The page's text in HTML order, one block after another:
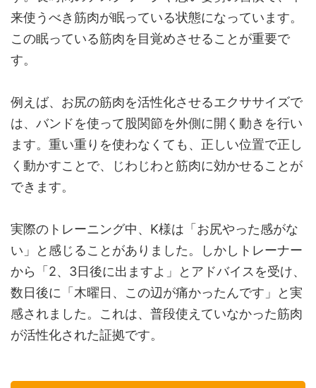
来使うべき筋肉が眠っている状態になっています。
この眠っている筋肉を目覚めさせることが重要で
す。
例えば、お尻の筋肉を活性化させるエクササイズで
は、バンドを使って股関節を外側に開く動きを行い
ます。重い重りを使わなくても、正しい位置で正し
く動かすことで、じわじわと筋肉に効かせることが
できます。
実際のトレーニング中、K様は「お尻やった感がな
い」と感じることがありました。しかしトレーナー
から「2、3日後に出ますよ」とアドバイスを受け、
数日後に「木曜日、この辺が痛かったんです」と実
感されました。これは、普段使えていなかった筋肉
が活性化された証拠です。